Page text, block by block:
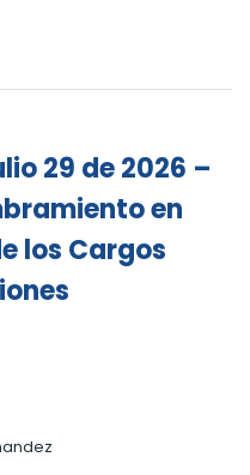
29 de 2026 –
en
los Cargos